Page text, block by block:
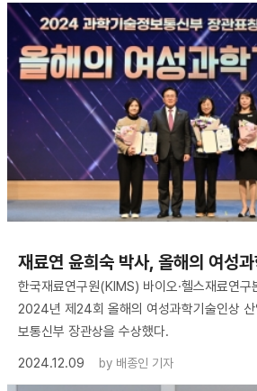
재료연 윤희숙 박사, 올해의 여성
한국재료연구원(KIMS) 바이오·헬스재료연구
2024년 제24회 올해의 여성과학기술인상 산
보통신부 장관상을 수상했다.
2024.12.09
by 배종인 기자